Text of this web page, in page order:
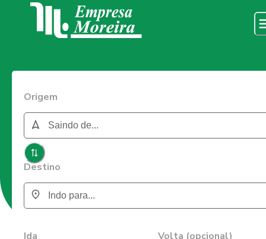
Origem
Destino
Ida Volta (opcional)